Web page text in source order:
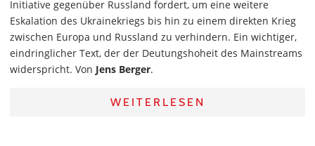
Initiative gegenüber Russland fordert, um eine weitere
Eskalation des Ukrainekriegs bis hin zu einem direkten Krieg
zwischen Europa und Russland zu verhindern. Ein wichtiger,
eindringlicher Text, der der Deutungshoheit des Mainstreams
widerspricht. Von Jens Berger.
WEITERLESEN